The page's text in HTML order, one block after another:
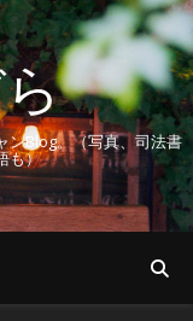
ンBlog。（写真、司法書
も）